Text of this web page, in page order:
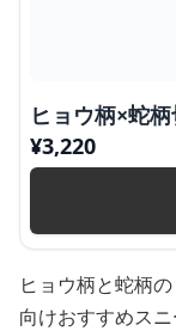
ヒョウ柄×蛇
¥3,220
ヒョウ柄と蛇柄
向けおすすめスニ